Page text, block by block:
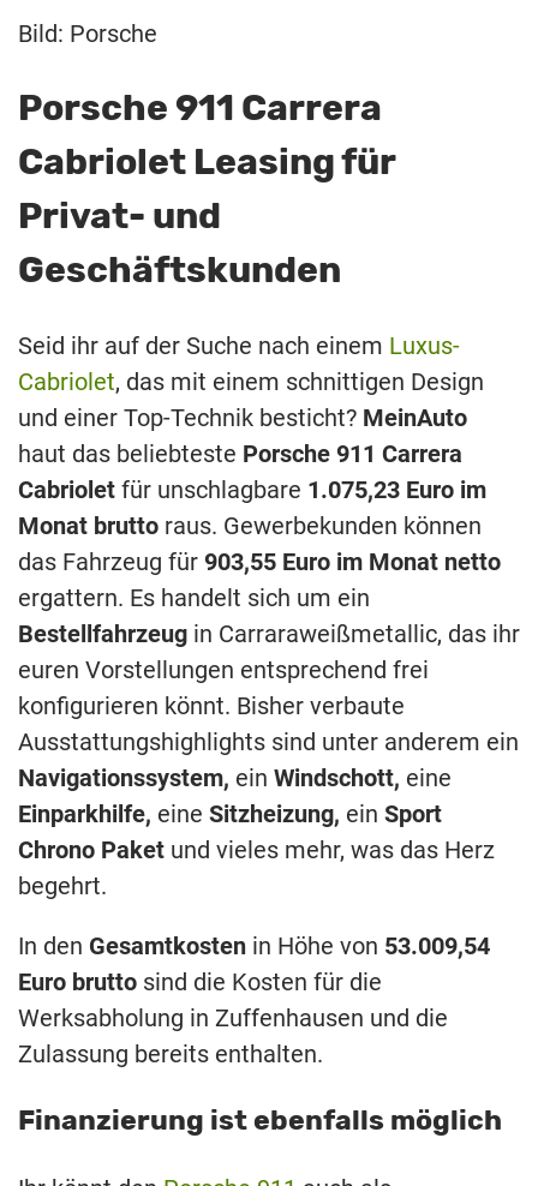
Bild: Porsche
Porsche 911 Carrera
Cabriolet Leasing für
Privat- und
Geschäftskunden
Seid ihr auf der Suche nach einem Luxus-
Cabriolet, das mit einem schnittigen Design
und einer Top-Technik besticht? MeinAuto
haut das beliebteste Porsche 911 Carrera
Cabriolet für unschlagbare 1.075,23 Euro im
Monat brutto raus. Gewerbekunden können
das Fahrzeug für 903,55 Euro im Monat netto
ergattern. Es handelt sich um ein
Bestellfahrzeug in Carraraweißmetallic, das ihr
euren Vorstellungen entsprechend frei
konfigurieren könnt. Bisher verbaute
Ausstattungshighlights sind unter anderem ein
Navigationssystem, ein Windschott, eine
Einparkhilfe, eine Sitzheizung, ein Sport
Chrono Paket und vieles mehr, was das Herz
begehrt.
In den Gesamtkosten in Höhe von 53.009,54
Euro brutto sind die Kosten für die
Werksabholung in Zuffenhausen und die
Zulassung bereits enthalten.
Finanzierung ist ebenfalls möglich